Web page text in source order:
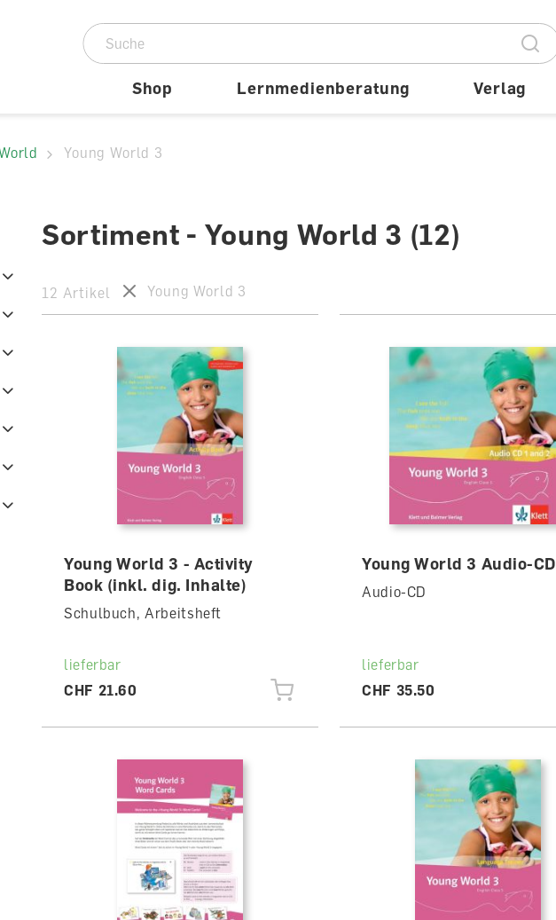
Shop Lernmedienberatung Verlag
Young World 3
Sortiment - Young World 3 (12)
12 Artikel Young World 3
Young World 3 - Activity
Book (inkl. dig. Inhalte)
Schulbuch, Arbeitsheft
lieferbar
CHF 21.60
Young World 3 Audio-CD
Audio-CD
lieferbar
CHF 35.50